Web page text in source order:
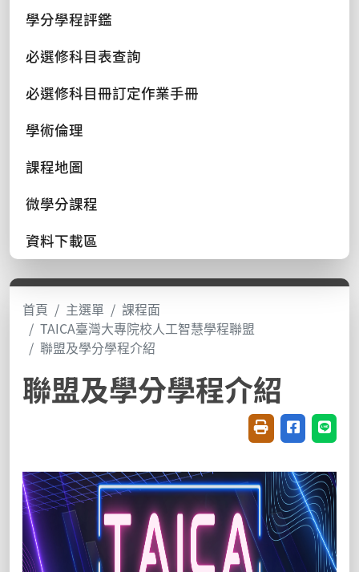
學分學程評鑑
必選修科目表查詢
必選修科目冊訂定作業手冊
學術倫理
課程地圖
微學分課程
資料下載區
首頁 主選單
課程面
TAICA臺灣大專院校人工智慧學程聯盟
聯盟及學分學程介紹
聯盟及學分學程介紹
友善列印(開新視
分享至臉書
分享